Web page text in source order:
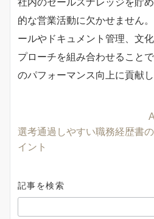
社内のセールスナレッジを貯
的な営業活動に欠かせません
ールやドキュメント管理、文
プローチを組み合わせること
のパフォーマンス向上に貢献し
選考通過しやすい職務経歴書
イント
記事を検索